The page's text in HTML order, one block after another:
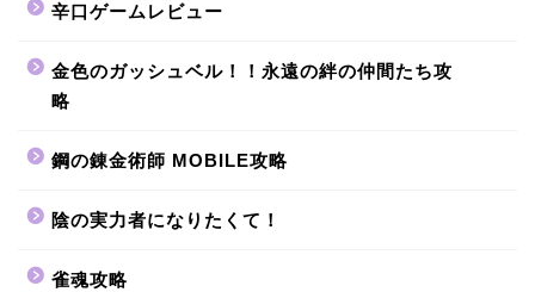
辛口ゲームレビュー
金色のガッシュベル！！永遠の絆の仲間たち攻
略
鋼の錬金術師 MOBILE攻略
陰の実力者になりたくて！
雀魂攻略